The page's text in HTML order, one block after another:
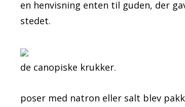
en henvisning enten til guden, der
stedet.
de canopiske krukker.
poser med natron eller salt blev